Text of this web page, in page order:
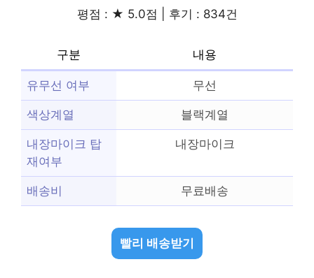
평점 : ★ 5.0점 | 후기 : 834건
구분 내용
유무선 여부 무선
색상계열 블랙계열
내장마이크 탑
재여부
내장마이크
배송비 무료배송
빨리 배송받기